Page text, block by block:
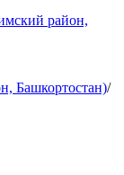
район,
Башкортостан)/